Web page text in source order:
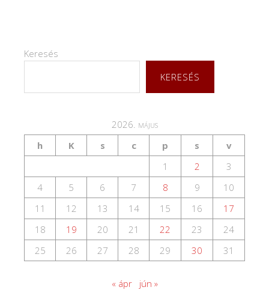
Keresés
KERESÉS
2026. május
h
K s c p s
v
1
2
3
4
5 6 7 8 9
10
11
12 13 14 15 16
17
18
19 20 21 22 23
24
25
26 27 28 29 30 31
« ápr jún »